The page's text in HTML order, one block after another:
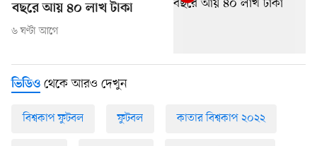
বছরে আয় ৪০ লাখ টাকা
৬ ঘণ্টা আগে
ভিডিও থেকে আরও দেখুন
বিশ্বকাপ ফুটবল ফুটবল কাতার বিশ্বকাপ ২০২২